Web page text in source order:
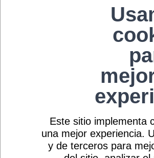
Este sitio implementa
una mejor experiencia.
y de terceros para
diferencias, personalidades y defectos.
podemos llenar de ilusiones y
nuestro bebé, situación injusta para el
para los padres. Recordemos que es
nuestros hijos y nosotros, como figuras
cumplamos con todas las expectativas
como del mundo. LA IGUALDAD Los
pensar que cada decisión que tomamos
es por su bienestar, del cual es un
muchas ocasiones, pero tenemos que
nuestros hijos tienen sus propias
sentimientos e ideas que irán formando
crecimiento. La crianza respetuosa nos